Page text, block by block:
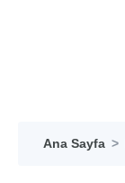
Ana Sayfa